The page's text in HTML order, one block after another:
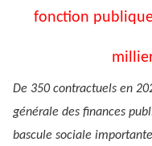
fonction
De 350 contractuels en
générale des finances
bascule sociale